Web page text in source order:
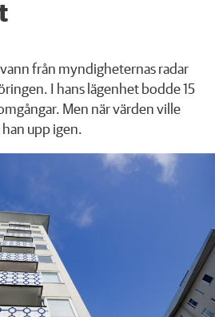
från myndigheternas radar
I hans lägenhet bodde 15
Men när värden ville
upp igen.